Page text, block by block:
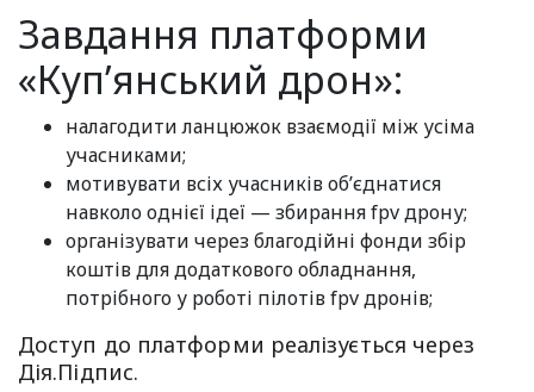
Завдання платформи
«Куп’янський дрон»:
налагодити ланцюжок взаємодії між усіма
учасниками;
мотивувати всіх учасників об’єднатися
навколо однієї ідеї — збирання fpv дрону;
організувати через благодійні фонди збір
коштів для додаткового обладнання,
потрібного у роботі пілотів fpv дронів;
Доступ до платформи реалізується через
Дія.Підпис.